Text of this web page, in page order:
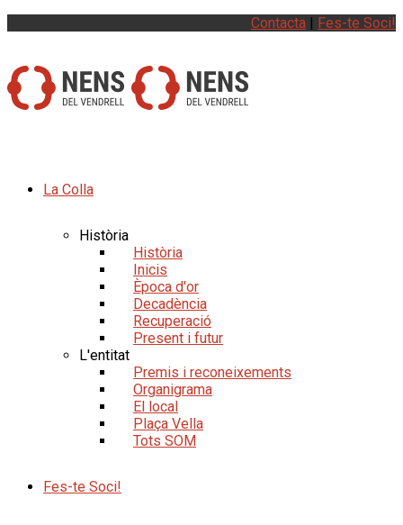
Contacta | Fes-te Soci!
La Colla
Història
Història
Inicis
Època d'or
Decadència
Recuperació
Present i futur
L'entitat
Premis i reconeixements
Organigrama
El local
Plaça Vella
Tots SOM
Fes-te Soci!